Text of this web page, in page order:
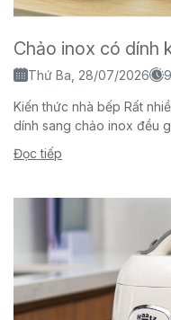
Chảo inox có dính
Thứ Ba, 28/07/2026
Kiến thức nhà bếp Rất
dính sang chảo inox đều
trứng...
Đọc tiếp